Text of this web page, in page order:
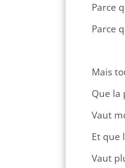
Parce
Parce
Mais
Que la
Vaut
Et que
Vaut